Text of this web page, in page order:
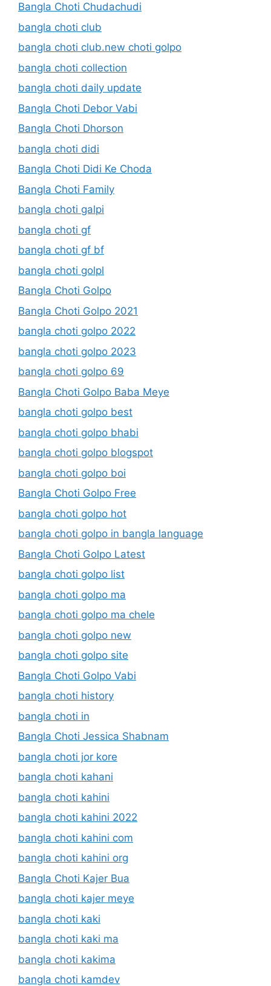
Bangla Choti Chudachudi
bangla choti club
bangla choti club.new choti golpo
bangla choti collection
bangla choti daily update
Bangla Choti Debor Vabi
Bangla Choti Dhorson
bangla choti didi
Bangla Choti Didi Ke Choda
Bangla Choti Family
bangla choti galpi
bangla choti gf
bangla choti gf bf
bangla choti golpl
Bangla Choti Golpo
Bangla Choti Golpo 2021
bangla choti golpo 2022
bangla choti golpo 2023
bangla choti golpo 69
Bangla Choti Golpo Baba Meye
bangla choti golpo best
bangla choti golpo bhabi
bangla choti golpo blogspot
bangla choti golpo boi
Bangla Choti Golpo Free
bangla choti golpo hot
bangla choti golpo in bangla language
Bangla Choti Golpo Latest
bangla choti golpo list
bangla choti golpo ma
bangla choti golpo ma chele
bangla choti golpo new
bangla choti golpo site
Bangla Choti Golpo Vabi
bangla choti history
bangla choti in
Bangla Choti Jessica Shabnam
bangla choti jor kore
bangla choti kahani
bangla choti kahini
bangla choti kahini 2022
bangla choti kahini com
bangla choti kahini org
Bangla Choti Kajer Bua
bangla choti kajer meye
bangla choti kaki
bangla choti kaki ma
bangla choti kakima
bangla choti kamdev